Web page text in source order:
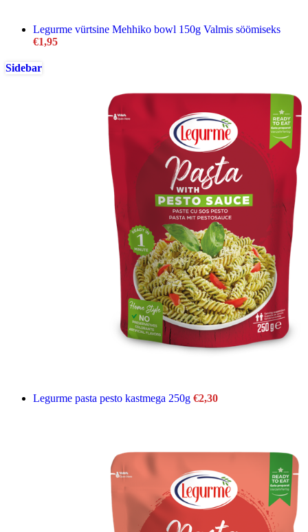
Legurme vürtsine Mehhiko bowl 150g Valmis söömiseks
€1,95
Legurme pasta pesto kastmega 250g €2,30
Sidebar